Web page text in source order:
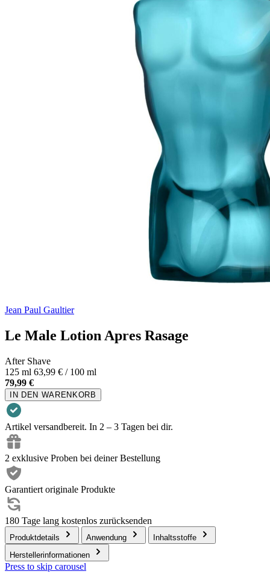
Jean Paul Gaultier
Le Male Lotion Apres Rasage
After Shave
125 ml 63,99 € / 100 ml
79,99 €
IN DEN WARENKORB
Artikel versandbereit. In 2 – 3 Tagen bei dir.
2 exklusive Proben bei deiner Bestellung
Garantiert originale Produkte
180 Tage lang kostenlos zurücksenden
Produktdetails Anwendung
Inhaltsstoffe
Herstellerinformationen
Press to skip carousel